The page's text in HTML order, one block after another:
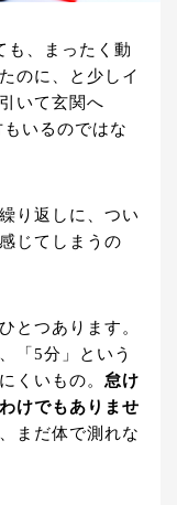
も、まったく動
のに、と少しイ
いて玄関へ
いるのではな
り返しに、つい
じてしまうの
とつあります。
「5分」という
くいもの。 怠け
けでもありませ
まだ体で測れな